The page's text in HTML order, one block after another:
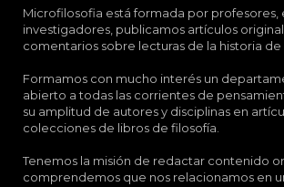
Microfilosofia está formada por profesores,
investigadores, publicamos artículos
comentarios sobre lecturas de la historia de
Formamos con mucho interés un
abierto a todas las corrientes de
su amplitud de autores y disciplinas en
colecciones de libros de filosofía.
Tenemos la misión de redactar contenido
comprendemos que nos relacionamos en